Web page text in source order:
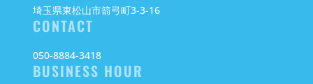
埼玉県東松山市箭弓町3-3-16
CONTACT
050-8884-3418
BUSINESS HOUR